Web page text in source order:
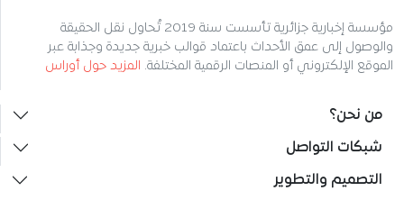
مؤسسة إخبارية جزائرية تأسست سنة 2019 تُحاول نقل الحقيقة
والوصول إلى عمق الأحداث باعتماد قوالب خبرية جديدة وجذابة عبر
الموقع الإلكتروني أو المنصات الرقمية المختلفة. المزيد حول أوراس
من نحن؟
شبكات التواصل
التصميم والتطوير